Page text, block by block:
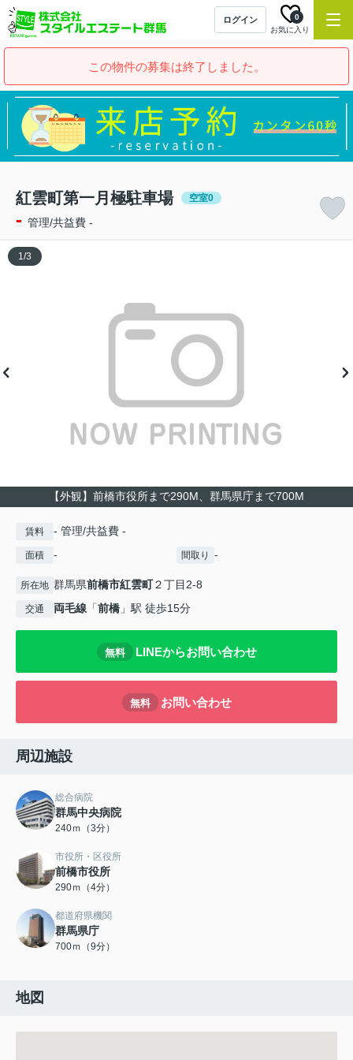
ログイン
お気に入り
0
この物件の募集は終了しました。
紅雲町第一月極駐車場 空室0
- 管理/共益費 -
【外観】前橋市役所まで290M、群馬県庁まで700M
1 /3
賃料 - 管理/共益費 -
面積 - 間取り -
所在地 群馬県前橋市紅雲町２丁目2-8
交通 両毛線 「前橋 」駅 徒歩15分
無料 LINEからお問い合わせ
無料 お問い合わせ
周辺施設
総合病院
群馬中央病院
240ｍ（3分）
市役所・区役所
前橋市役所
290ｍ（4分）
都道府県機関
群馬県庁
700ｍ（9分）
地図